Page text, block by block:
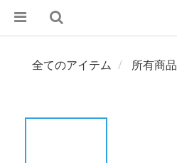
全てのアイテム 所有商品